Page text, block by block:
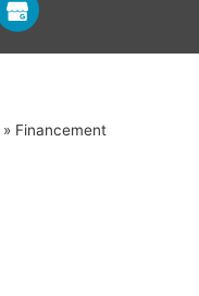
» Financement